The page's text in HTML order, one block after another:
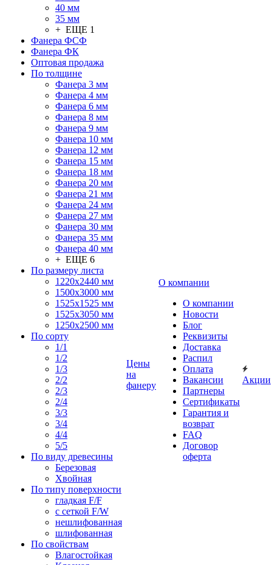
40 мм
35 мм
+ ЕЩЕ 1
Фанера ФСФ
Фанера ФК
Оптовая продажа
По толщине
Фанера 3 мм
Фанера 4 мм
Фанера 6 мм
Фанера 8 мм
Фанера 9 мм
Фанера 10 мм
Фанера 12 мм
Фанера 15 мм
Фанера 18 мм
Фанера 20 мм
Фанера 21 мм
Фанера 24 мм
Фанера 27 мм
Фанера 30 мм
Фанера 35 мм
Фанера 40 мм
+ ЕЩЕ 6
По размеру листа
1220х2440 мм
1500х3000 мм
1525x1525 мм
1525х3050 мм
1250х2500 мм
По сорту
1/1
1/2
1/3
2/2
2/3
2/4
3/3
3/4
4/4
5/5
По виду древесины
Березовая
Хвойная
По типу поверхности
гладкая F/F
с сеткой F/W
нешлифованная
шлифованная
По свойствам
Влагостойкая
Цены
на
фанеру
О компании
О компании
Новости
Блог
Реквизиты
Доставка
Распил
Оплата
Вакансии
Партнеры
Сертификаты
Гарантия и
возврат
FAQ
Договор
оферта
Акции